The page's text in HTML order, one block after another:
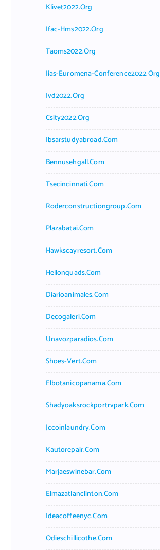
Klivet2022.org
Ifac-Hms2022.org
Taoms2022.org
Iias-Euromena-Conference2022.org
Ivd2022.org
Csity2022.org
Ibsarstudyabroad.com
Bennusehgall.com
Tsecincinnati.com
Roderconstructiongroup.com
Plazabatai.com
Hawkscayresort.com
Hellonquads.com
Diarioanimales.com
Decogaleri.com
Unavozparadios.com
Shoes-Vert.com
Elbotanicopanama.com
Shadyoaksrockportrvpark.com
Jccoinlaundry.com
Kautorepair.com
Marjaeswinebar.com
Elmazatlanclinton.com
Ideacoffeenyc.com
Odieschillicothe.com